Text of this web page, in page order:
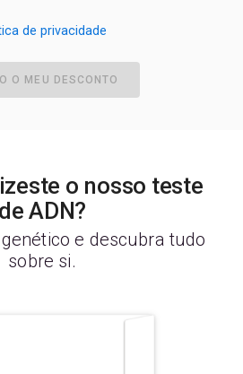
de privacidade
O MEU DESCONTO
o nosso teste
de ADN?
e descubra tudo
sobre si.